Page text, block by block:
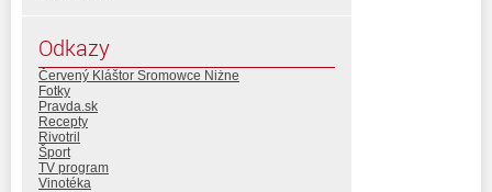
Odkazy
Červený Kláštor Sromowce Niżne
Fotky
Pravda.sk
Recepty
Rivotril
Šport
TV program
Vinotéka